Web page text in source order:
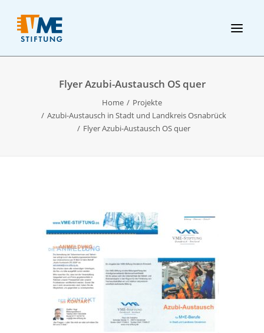
Flyer Azubi-Austausch OS quer
Home
Projekte
Azubi-Austausch in Stadt und Landkreis Osnabrück
Flyer Azubi-Austausch OS quer